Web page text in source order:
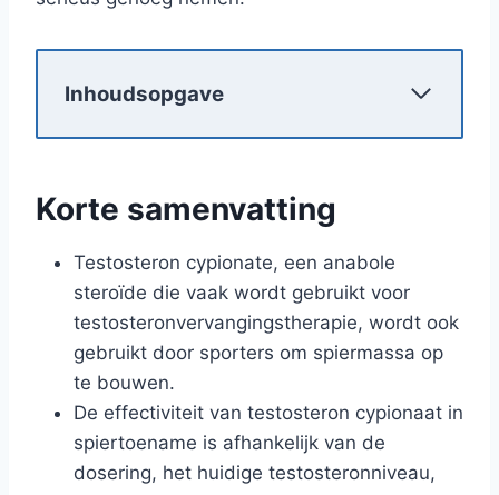
Inhoudsopgave
Korte samenvatting
Testosteron cypionate, een anabole
steroïde die vaak wordt gebruikt voor
testosteronvervangingstherapie, wordt ook
gebruikt door sporters om spiermassa op
te bouwen.
De effectiviteit van testosteron cypionaat in
spiertoename is afhankelijk van de
dosering, het huidige testosteronniveau,